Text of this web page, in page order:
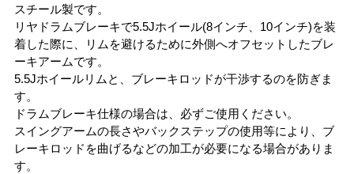
スチール製です。
リヤドラムブレーキで5.5Jホイール(8インチ、10インチ)を装
着した際に、リムを避けるために外側へオフセットしたブレ
ーキアームです。
5.5Jホイールリムと、ブレーキロッドが干渉するのを防ぎま
す。
ドラムブレーキ仕様の場合は、必ずご使用ください。
スイングアームの長さやバックステップの使用等により、ブ
レーキロッドを曲げるなどの加工が必要になる場合がありま
す。